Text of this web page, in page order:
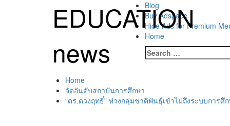
EDUCATION
news
Primary
Menu
Blog
Buy Adspace
Hide Ads for Premium
Home
Search
for:
Home
จัดอันดับสถาบันการศึกษา
“ดร.ดวงฤทธิ์” ห่วงกลุ่มชาติพันธุ์เข้าไม่ถึงระบบการศึ